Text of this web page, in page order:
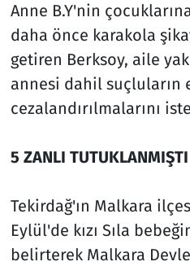
Anne B.Y'nin
daha önce karakola
getiren Berksoy, aile
annesi dahil suçluların
cezalandırılmalarını
5 ZANLI TUTUKLANMIŞTI
Tekirdağ'ın Malkara
Eylül'de kızı Sıla
belirterek Malkara